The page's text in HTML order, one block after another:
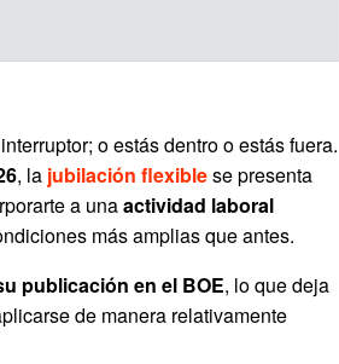
o estás dentro o estás fuera.
, la jubilación flexiblese presenta
a unaactividad laboral
más amplias que antes.
publicación en el BOE, lo que deja
de manera relativamente